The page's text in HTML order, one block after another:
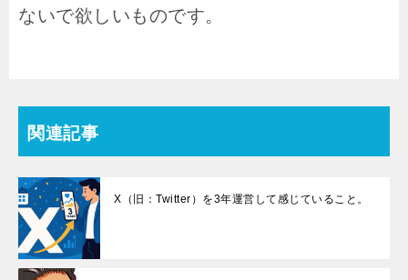
ないで欲しいものです。
関連記事
X（旧：Twitter）を3年運営して感じていること。